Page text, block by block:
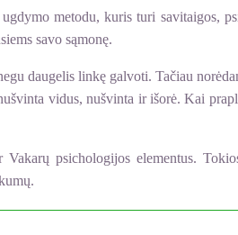
metodu, kuris turi savitaigos,
savo sąmonę.
daugelis linkę galvoti. Tačiau
vidus, nušvinta ir išorė. Kai
psichologijos elementus.